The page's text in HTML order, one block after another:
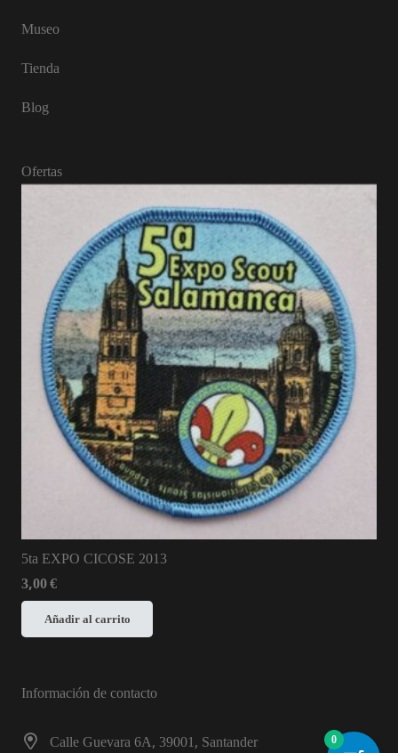
Museo
Tienda
Blog
Ofertas
5ta EXPO CICOSE 2013
3,00€
Añadir al carrito
Información de contacto
Calle Guevara 6A, 39001, Santander 0